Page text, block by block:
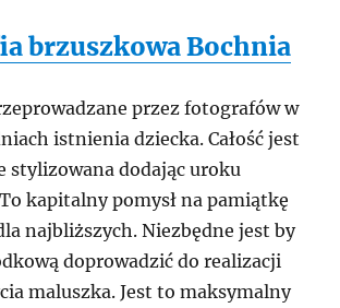
brzuszkowa Bochnia
przez fotografów w
istnienia dziecka. Całość jest
stylizowana dodając uroku
kapitalny pomysł na pamiątkę
najbliższych. Niezbędne jest by
doprowadzić do realizacji
maluszka. Jest to maksymalny